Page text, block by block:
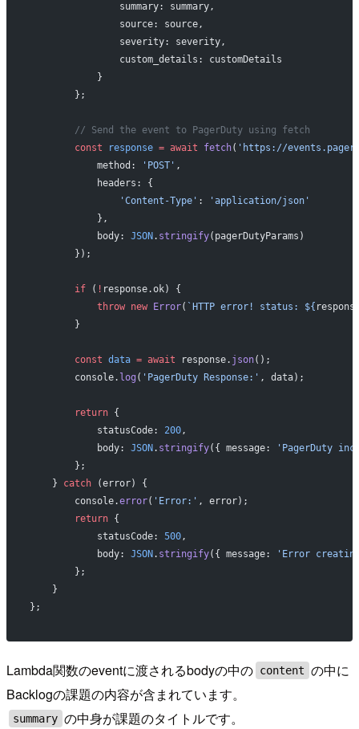
                summary: summary,
                source: source,
                severity: severity,
                custom_details: customDetails
            }
        };
        // Send the event to PagerDuty using fetch
        const
response = await fetch( 'https://
            method:
'POST' ,
            headers: {
                'Content-Type'
:
'application/json'
            },
            body:
JSON . stringify(pagerDutyParams)
        });
        if
( ! response.ok) {
            throw
new Error( `HTTP error! status: ${
        }
        const
data = await response. json();
        console.
log ( 'PagerDuty Response:' , data);
        return
{
            statusCode:
200,
            body:
JSON . stringify({ message:
'PagerDuty
        };
    }
catch (error) {
        console.
error( 'Error:' , error);
        return
{
            statusCode:
500,
            body:
JSON . stringify({ message:
'Error
        };
    }
};
Lambda関数のeventに渡されるbodyの中の content の中に
Backlogの課題の内容が含まれています。
summary の中身が課題のタイトルです。